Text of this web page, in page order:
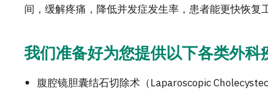
间，缓解疼痛，降低并发症发生率，患者能更快恢复
我们准备好为您提供以下各类外
腹腔镜胆囊结石切除术（Laparoscopic